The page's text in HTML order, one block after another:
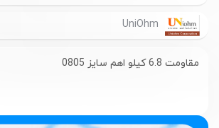
مقاومت 6.8 کیلو اهم سایز 0805